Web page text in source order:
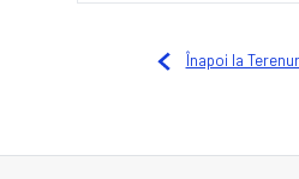
Înapoi la